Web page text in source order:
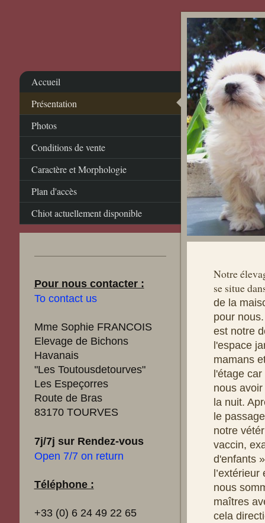
Notre
se situe
de la
pour
est notre
l'espace
mamans
l'étage
nous
la nuit.
le
notre
vaccin,
d'enfants
nous
maîtres
cela
Accueil
Présentation
Photos
Conditions de vente
Caractère et Morphologie
Plan d'accès
Chiot actuellement disponible
Pour nous contacter :
To contact us
Mme Sophie FRANCOIS
Elevage de Bichons
Havanais
"Les Toutousdetourves"
Les Espeçorres
Route de Bras
83170 TOURVES
7j/7j sur Rendez-vous
Open 7/7 on return
Téléphone :
+33 (0) 6 24 49 22 65